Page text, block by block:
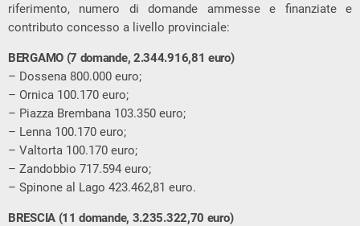
riferimento, numero di domande ammesse e finanziate e
contributo concesso a livello provinciale:
BERGAMO (7 domande, 2.344.916,81 euro)
– Dossena 800.000 euro;
– Ornica 100.170 euro;
– Piazza Brembana 103.350 euro;
– Lenna 100.170 euro;
– Valtorta 100.170 euro;
– Zandobbio 717.594 euro;
– Spinone al Lago 423.462,81 euro.
BRESCIA (11 domande, 3.235.322,70 euro)